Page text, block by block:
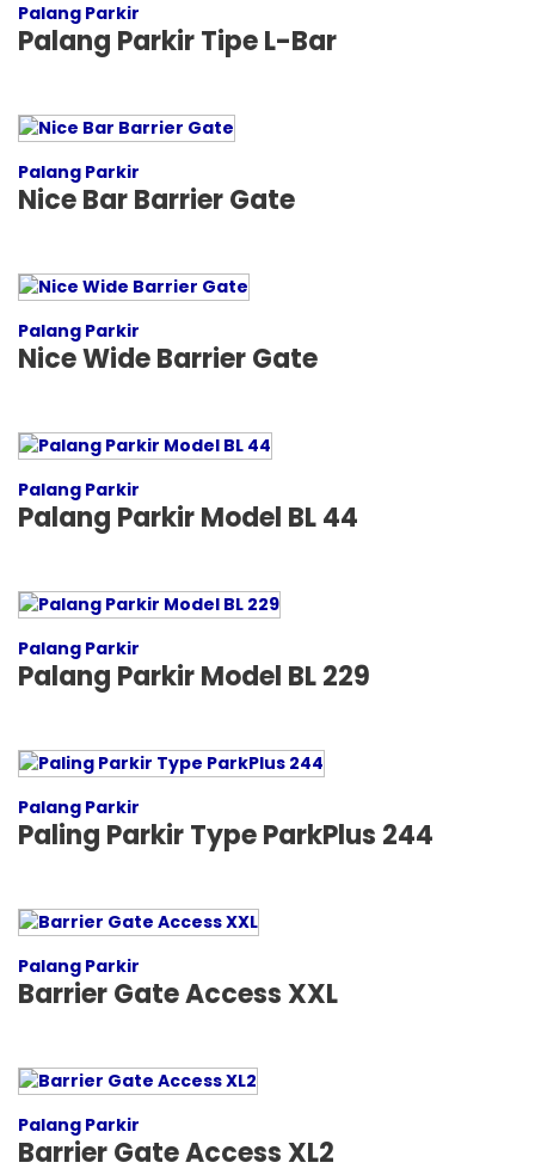
Palang Parkir
Palang Parkir Tipe L-Bar
Palang Parkir
Nice Bar Barrier Gate
Palang Parkir
Nice Wide Barrier Gate
Palang Parkir
Palang Parkir Model BL 44
Palang Parkir
Palang Parkir Model BL 229
Palang Parkir
Paling Parkir Type ParkPlus 244
Palang Parkir
Barrier Gate Access XXL
Palang Parkir
Barrier Gate Access XL2